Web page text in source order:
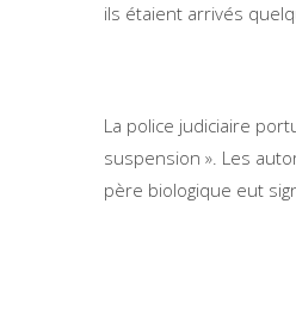
ils étaient arrivés
La police judiciaire
suspension ». Les
père biologique eut